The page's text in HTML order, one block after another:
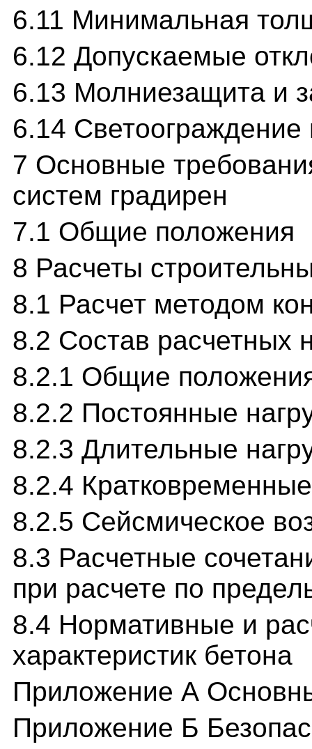
6.11 Минимальная
6.12 Допускаемые
6.13 Молниезащита и
6.14 Светоограждение
7 Основные
систем градирен
7.1 Общие положения
8 Расчеты
8.1 Расчет методом
8.2 Состав расчетных
8.2.1 Общие
8.2.2 Постоянные
8.2.3 Длительные
8.2.4 Кратковременные
8.2.5 Сейсмическое
8.3 Расчетные
при расчете по
8.4 Нормативные и
характеристик бетона
Приложение А
Приложение Б